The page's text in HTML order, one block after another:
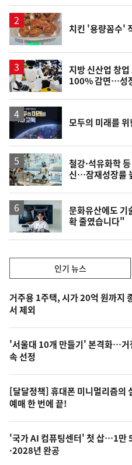
치킨 '용량꼼수'
지방 신산업 창
100% 감면…성
모두의 미래를
철강·석유화학
신…잠재성장률
문화유산에도
확 줄였습니다"
기,
최
신,
오
늘
의
영
상
오
인기 뉴스
기
뉴
스
거주용 1주택, 시가 20억 원까지
서 제외
'서울대 10개 만들기' 본격화…거
속 선정
[달달정책] 휴대폰 미니멀리즘의
예매 한 번에 끝!
'국가 AI 컴퓨팅센터' 첫 삽…1만
·2028년 완공